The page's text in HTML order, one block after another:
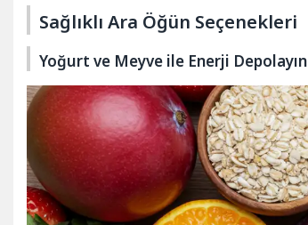
Sağlıklı Ara Öğün Seçenekleri
Yoğurt ve Meyve ile Enerji Depolayın